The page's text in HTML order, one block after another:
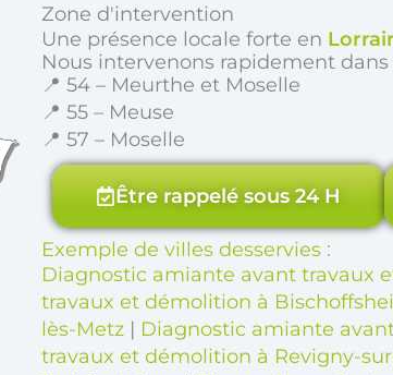
Zone d'intervention
Une présence locale forte en
Nous intervenons rapidement
📍 54 – Meurthe et Moselle
📍 55 – Meuse
📍 57 – Moselle
Être rappelé sous 24 H
Exemple de villes desservies :
Diagnostic amiante avant travaux
travaux et démolition à
lès-Metz | Diagnostic amiante
travaux et démolition à Revigny-